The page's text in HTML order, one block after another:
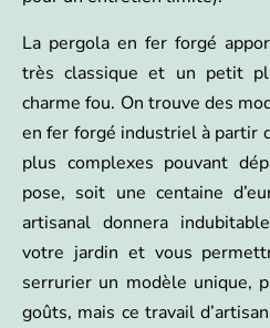
La pergola en fer forgé
très classique et un petit
charme fou. On trouve des
en fer forgé industriel à partir
plus complexes pouvant
pose, soit une centaine
artisanal donnera
votre jardin et vous
serrurier un modèle unique,
goûts, mais ce travail